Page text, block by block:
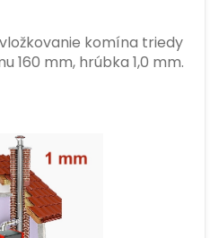
komína triedy
160 mm, hrúbka 1,0 mm.